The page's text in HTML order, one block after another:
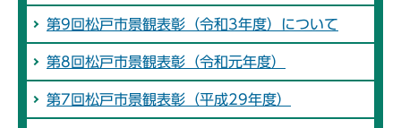
第9回松戸市景観表彰（令和3年度）について
第8回松戸市景観表彰（令和元年度）
第7回松戸市景観表彰（平成29年度）